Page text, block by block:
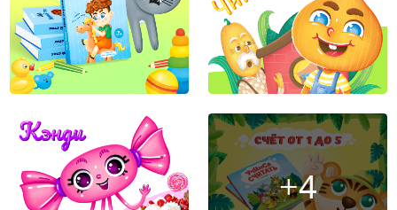
+4